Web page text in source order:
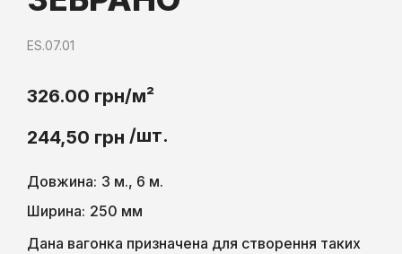
ES.07.01
326.00 грн/м²
244,50 грн /шт.
Довжина: 3 м., 6 м.
Ширина: 250 мм
Дана вагонка призначена для створення таких